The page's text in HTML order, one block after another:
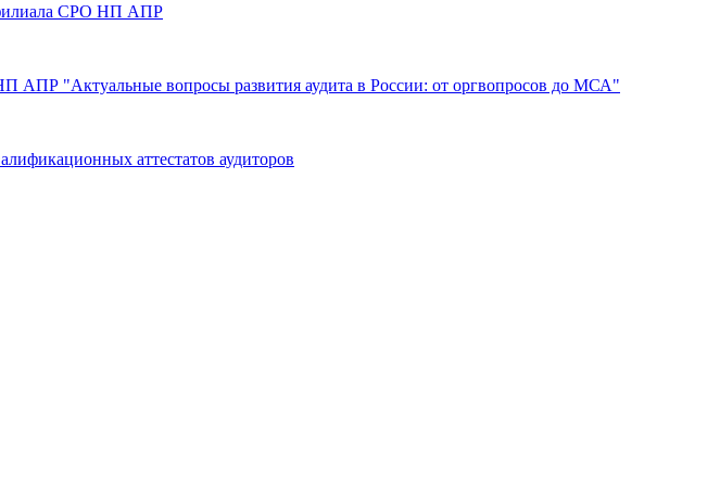
филиала СРО НП АПР
АПР "Актуальные вопросы развития аудита в России: от оргвопросов до МСА"
аттестатов аудиторов